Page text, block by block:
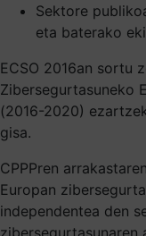
Sektore
eta baterako
ECSO 2016an sortu
Zibersegurtasuneko
(2016-2020)
gisa.
CPPPren
Europan
independentea den
zibersegurtasunaren